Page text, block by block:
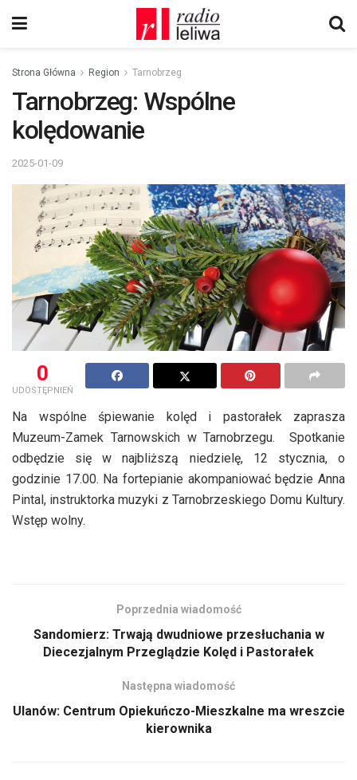
Strona Główna Region Tarnobrzeg
Tarnobrzeg: Wspólne
kolędowanie
2025-01-09
0
UDOSTĘPNIEŃ
Na wspólne śpiewanie kolęd i pastorałek zaprasza
Muzeum-Zamek Tarnowskich w Tarnobrzegu. Spotkanie
odbędzie się w najbliższą niedzielę, 12 stycznia, o
godzinie 17.00. Na fortepianie akompaniować będzie Anna
Pintal, instruktorka muzyki z Tarnobrzeskiego Domu Kultury.
Wstęp wolny.
Poprzednia wiadomość
Sandomierz: Trwają dwudniowe przesłuchania w
Diecezjalnym Przeglądzie Kolęd i Pastorałek
Następna wiadomość
Ulanów: Centrum Opiekuńczo-Mieszkalne ma wreszcie
kierownika